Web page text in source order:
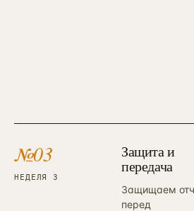
№03
НЕДЕЛЯ 3
Защита и
передача
Защищаем
перед